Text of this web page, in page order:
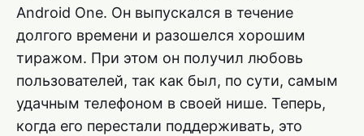
Android One. Он выпускался в течение
долгого времени и разошелся хорошим
тиражом. При этом он получил любовь
пользователей, так как был, по сути, самым
удачным телефоном в своей нише. Теперь,
когда его перестали поддерживать, это